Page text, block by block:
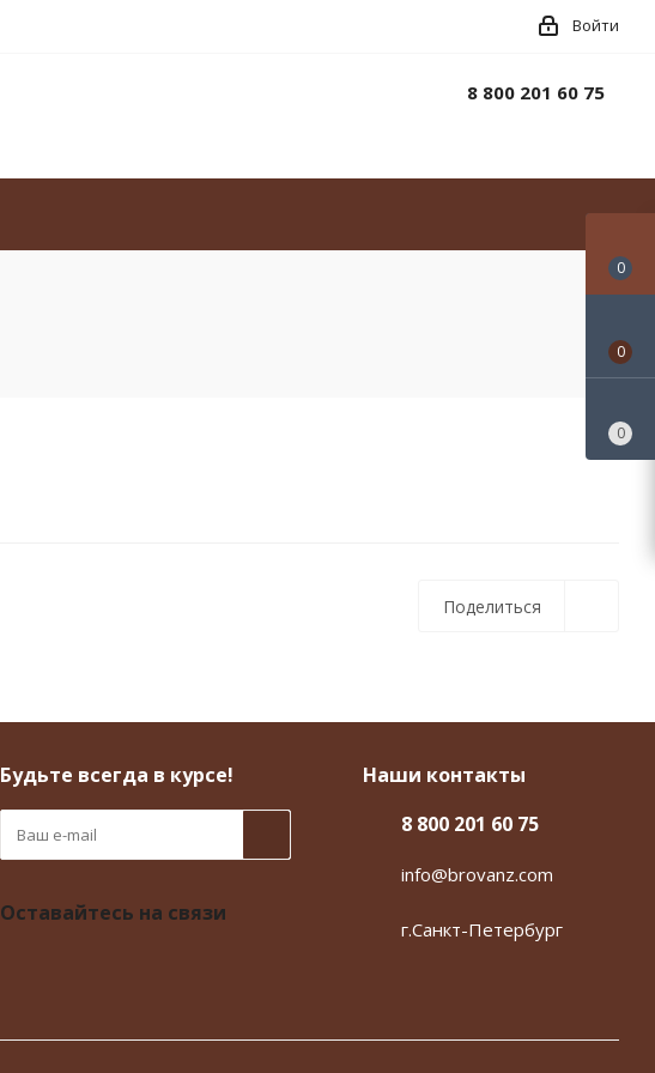
Войти
8 800 201 60 75
Поделиться
Будьте всегда в курсе!
Оставайтесь на связи
Наши контакты
8 800 201 60 75
info@brovanz.com
г.Санкт-Петербург
0
0
0